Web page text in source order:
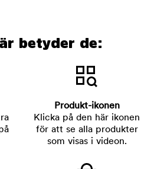
betyder de:
Produkt-ikonen
Klicka på den här ikonen
för att se alla produkter
som visas i videon.